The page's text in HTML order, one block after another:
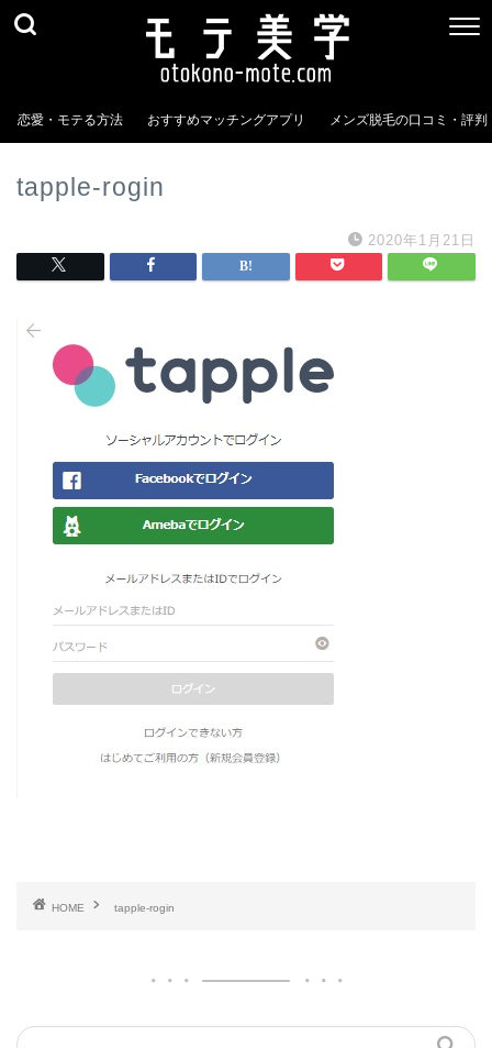
恋愛・モテる方法 おすすめマッチングアプリ メンズ脱毛の口コミ・評判
tapple-rogin
2020年1月21日
HOME tapple-rogin